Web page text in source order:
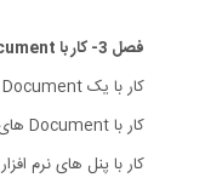
فصل 3- کار با Document ها
کار با یک Document
کار با Document های چندگانه
کار با پنل های نرم افزار